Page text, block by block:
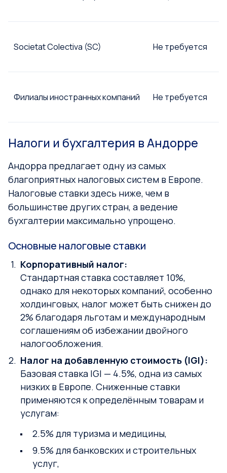
Societat Colectiva (SC) Не требуется
Филиалы иностранных компаний Не требуется
Налоги и бухгалтерия в Андорре
Андорра предлагает одну из самых
благоприятных налоговых систем в Европе.
Налоговые ставки здесь ниже, чем в
большинстве других стран, а ведение
бухгалтерии максимально упрощено.
Основные налоговые ставки
Корпоративный налог:
Стандартная ставка составляет 10%,
однако для некоторых компаний, особенно
холдинговых, налог может быть снижен до
2% благодаря льготам и международным
соглашениям об избежании двойного
налогообложения.
Налог на добавленную стоимость (IGI):
Базовая ставка IGI — 4.5%, одна из самых
низких в Европе. Сниженные ставки
применяются к определённым товарам и
услугам:
2.5% для туризма и медицины,
9.5% для банковских и строительных
услуг,